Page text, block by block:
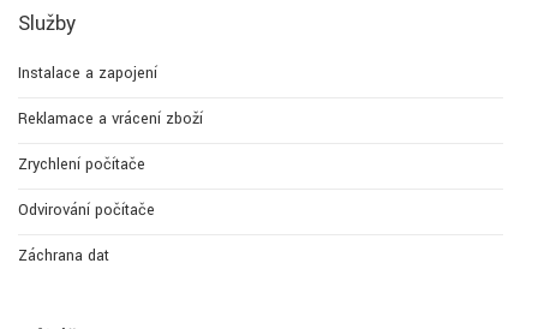
Služby
Instalace a zapojení
Reklamace a vrácení zboží
Zrychlení počítače
Odvirování počítače
Záchrana dat